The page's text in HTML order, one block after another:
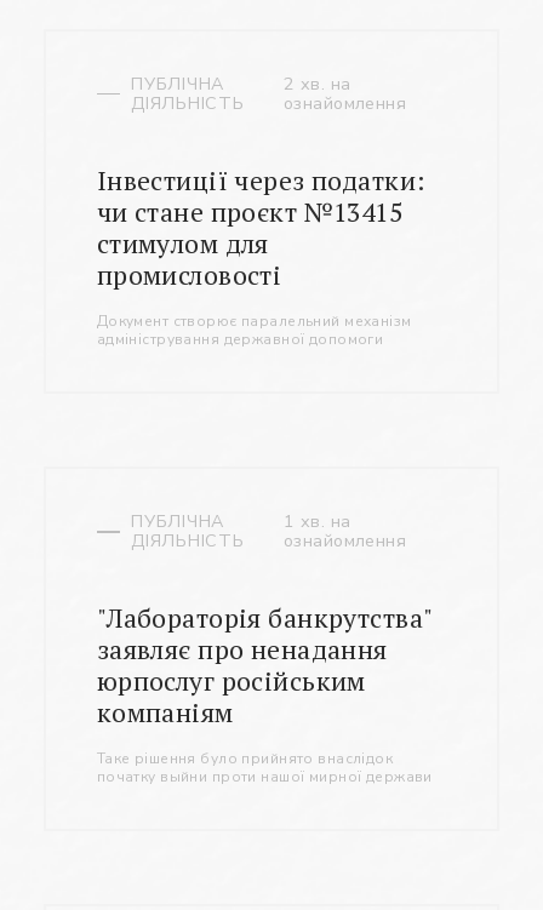
ПУБЛІЧНА
ДІЯЛЬНІСТЬ
2 хв. на
ознайомлення
Інвестиції через податки:
чи стане проєкт №13415
стимулом для
промисловості
Документ створює паралельний механізм
адміністрування державної допомоги
ПУБЛІЧНА
ДІЯЛЬНІСТЬ
1 хв. на
ознайомлення
"Лабораторія банкрутства"
заявляє про ненадання
юрпослуг російським
компаніям
Таке рішення було прийнято внаслідок
початку выйни проти нашої мирної держави